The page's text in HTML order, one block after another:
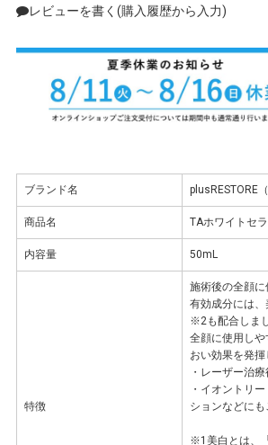
レビューを書く(購入履歴から入力)
ブランド名 plusRESTORE
商品名 TAホワイトセ
内容量 50mL
特徴
施術後の全顔
有効成分には
※2も配合しまし
全顔に使用し
おい効果を発揮
・レーザー治
・イオントリ
ションなどにも
※1美白とは、